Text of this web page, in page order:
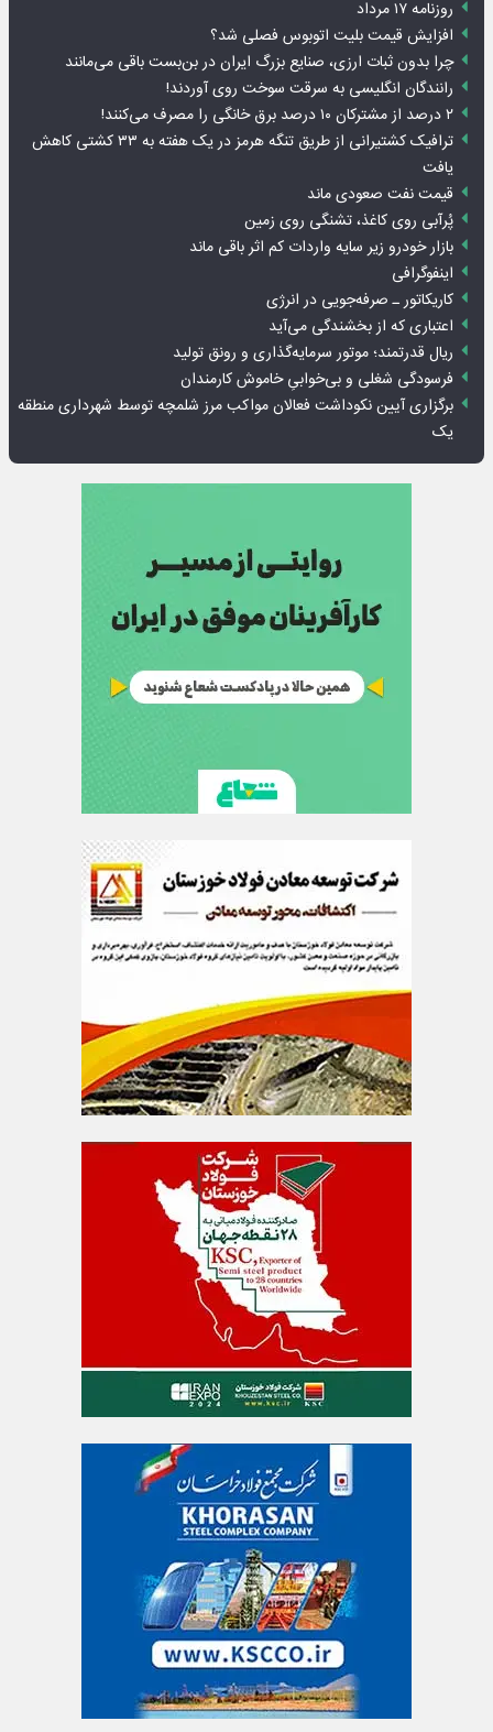
روزنامه ۱۷ مرداد
افزایش قیمت بلیت اتوبوس فصلی شد؟
چرا بدون ثبات ارزی، صنایع بزرگ ایران در بن‌بست باقی می‌مانند
رانندگان انگلیسی به سرقت سوخت روی آوردند!
۲ درصد از مشترکان ۱۰ درصد برق خانگی را مصرف می‌کنند!
ترافیک کشتیرانی از طریق تنگه هرمز در یک هفته به ۳۳ کشتی کاهش
یافت
قیمت نفت صعودی ماند
پُرآبی روی کاغذ، تشنگی روی زمین
بازار خودرو زیر سایه واردات کم اثر باقی ماند
اینفوگرافی
کاریکاتور ـ صرفه‌جویی در انرژی
اعتباری که از بخشندگی می‌آید
ریال قدرتمند؛ موتور سرمایه‌گذاری و رونق تولید
فرسودگی شغلی و بی‌خوابیِ خاموش کارمندان
برگزاری آیین نکوداشت فعالان مواکب مرز شلمچه توسط شهرداری منطقه
یک